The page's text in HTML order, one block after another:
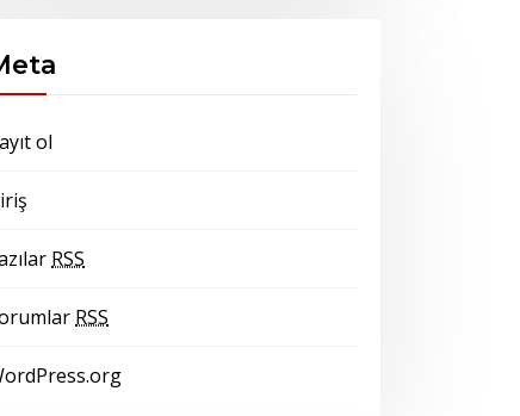
ol
RSS
RSS